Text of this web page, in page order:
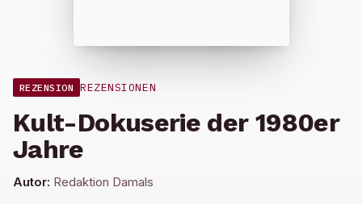
REZENSION REZENSIONEN
Kult-Dokuserie der 1980er
Jahre
Autor: Redaktion Damals